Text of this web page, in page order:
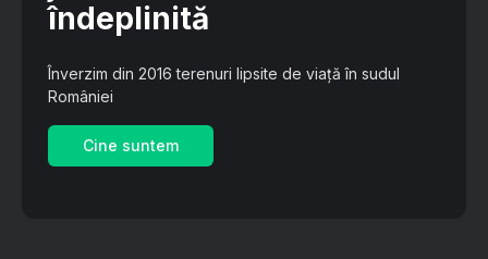
îndeplinită
Înverzim din 2016 terenuri lipsite de viață în sudul
României
Cine suntem